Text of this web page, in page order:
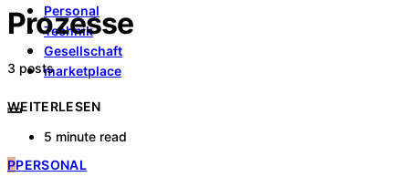
Personal
Technik
Gesellschaft
marketplace
Prozesse
3 posts
WEITERLESEN
5 minute read
PPERSONAL